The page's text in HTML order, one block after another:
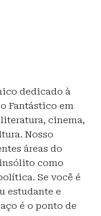
dedicado à
Fantástico em
cinema,
Nosso
áreas do
como
Se você é
estudante e
é o ponto de